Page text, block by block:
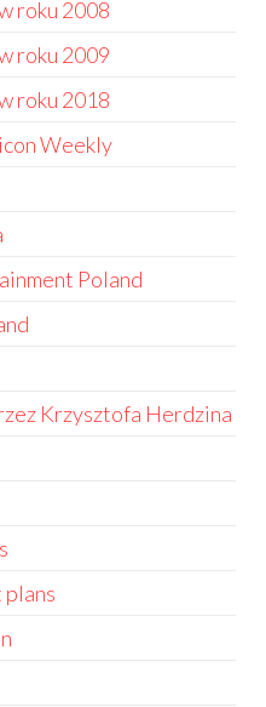
roku 2008
roku 2009
roku 2018
Weekly
Poland
Krzysztofa Herdzina